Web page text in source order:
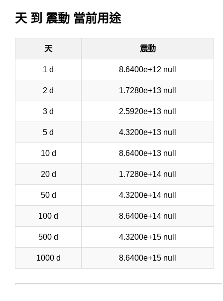
天 到 震動 當前用途
天 震動
1 d 8.6400e+12 null
2 d 1.7280e+13 null
3 d 2.5920e+13 null
5 d 4.3200e+13 null
10 d 8.6400e+13 null
20 d 1.7280e+14 null
50 d 4.3200e+14 null
100 d 8.6400e+14 null
500 d 4.3200e+15 null
1000 d 8.6400e+15 null